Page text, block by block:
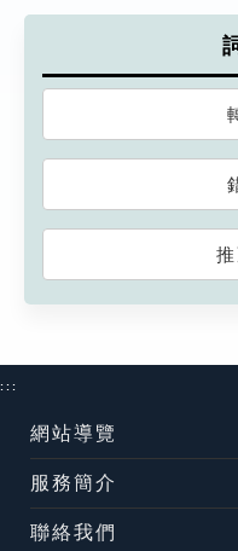
:::
網站導覽
服務簡介
聯絡我們